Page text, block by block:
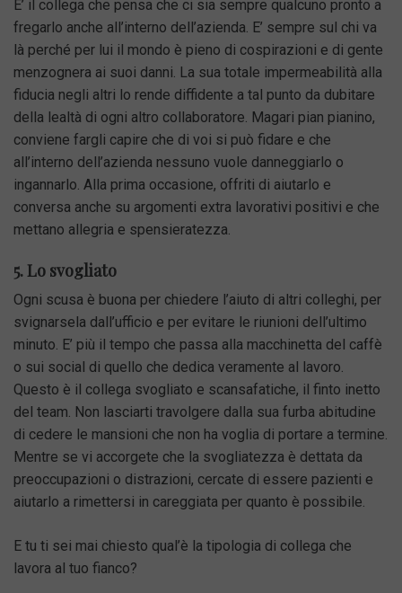
E’ il collega che pensa che ci sia sempre qualcuno pronto a
fregarlo anche all’interno dell’azienda. E’ sempre sul chi va
là perché per lui il mondo è pieno di cospirazioni e di gente
menzognera ai suoi danni. La sua totale impermeabilità alla
fiducia negli altri lo rende diffidente a tal punto da dubitare
della lealtà di ogni altro collaboratore. Magari pian pianino,
conviene fargli capire che di voi si può fidare e che
all’interno dell’azienda nessuno vuole danneggiarlo o
ingannarlo. Alla prima occasione, offriti di aiutarlo e
conversa anche su argomenti extra lavorativi positivi e che
mettano allegria e spensieratezza.
5. Lo svogliato
Ogni scusa è buona per chiedere l’aiuto di altri colleghi, per
svignarsela dall’ufficio e per evitare le riunioni dell’ultimo
minuto. E’ più il tempo che passa alla macchinetta del caffè
o sui social di quello che dedica veramente al lavoro.
Questo è il collega svogliato e scansafatiche, il finto inetto
del team. Non lasciarti travolgere dalla sua furba abitudine
di cedere le mansioni che non ha voglia di portare a termine.
Mentre se vi accorgete che la svogliatezza è dettata da
preoccupazioni o distrazioni, cercate di essere pazienti e
aiutarlo a rimettersi in careggiata per quanto è possibile.
E tu ti sei mai chiesto qual’è la tipologia di collega che
lavora al tuo fianco?